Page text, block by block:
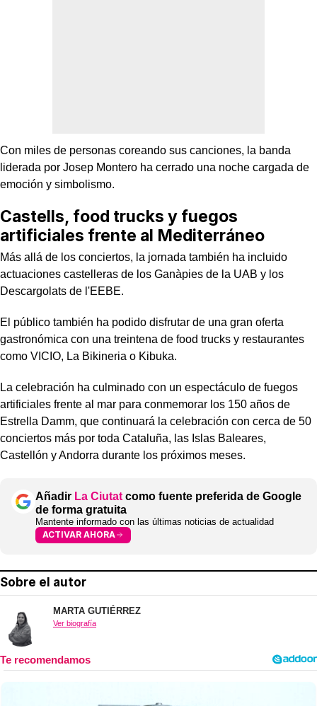
Con miles de personas coreando sus canciones, la banda
liderada por Josep Montero ha cerrado una noche cargada de
emoción y simbolismo.
Castells, food trucks y fuegos
artificiales frente al Mediterráneo
Más allá de los conciertos, la jornada también ha incluido
actuaciones castelleras de los Ganàpies de la UAB y los
Descargolats de l'EEBE.
El público también ha podido disfrutar de una gran oferta
gastronómica con una treintena de food trucks y restaurantes
como VICIO, La Bikineria o Kibuka.
La celebración ha culminado con un espectáculo de fuegos
artificiales frente al mar para conmemorar los 150 años de
Estrella Damm, que continuará la celebración con cerca de 50
conciertos más por toda Cataluña, las Islas Baleares,
Castellón y Andorra durante los próximos meses.
Añadir La Ciutat como fuente preferida de Google
de forma gratuita
Mantente informado con las últimas noticias de actualidad
ACTIVAR AHORA
Sobre el autor
MARTA GUTIÉRREZ
Ver biografía